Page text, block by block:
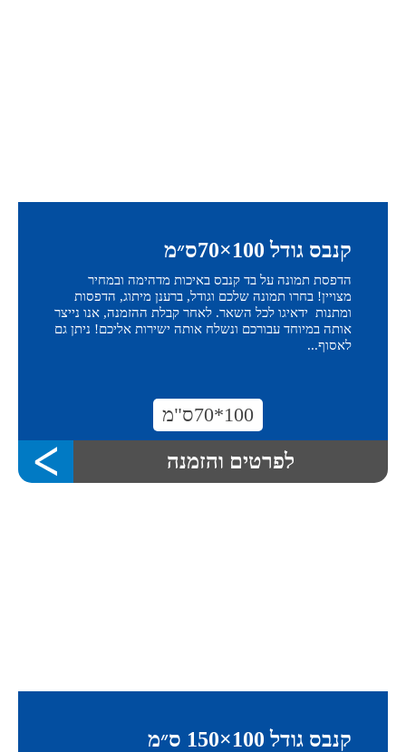
קנבס גודל 100×70ס״מ
הדפסת תמונה על בד קנבס באיכות מדהימה ובמחיר
מצויין! בחרו תמונה שלכם וגודל, ברענן מיתוג, הדפסות
ומתנות ידאיגו לכל השאר. לאחר קבלת ההזמנה, אנו נייצר
אותה במיוחד עבורכם ונשלח אותה ישירות אליכם! ניתן גם
לאסוף...
100*70ס"מ
לפרטים והזמנה
קנבס גודל 100×150 ס״מ